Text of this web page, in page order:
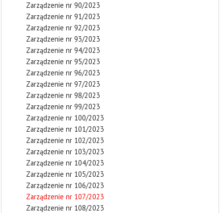
Zarządzenie nr 90/2023
Zarządzenie nr 91/2023
Zarządzenie nr 92/2023
Zarządzenie nr 93/2023
Zarządzenie nr 94/2023
Zarządzenie nr 95/2023
Zarządzenie nr 96/2023
Zarządzenie nr 97/2023
Zarządzenie nr 98/2023
Zarządzenie nr 99/2023
Zarządzenie nr 100/2023
Zarządzenie nr 101/2023
Zarządzenie nr 102/2023
Zarządzenie nr 103/2023
Zarządzenie nr 104/2023
Zarządzenie nr 105/2023
Zarządzenie nr 106/2023
Zarządzenie nr 107/2023
Zarządzenie nr 108/2023